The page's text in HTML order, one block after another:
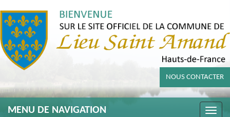
NOUS CONTACTER
Toggle
MENU DE NAVIGATION